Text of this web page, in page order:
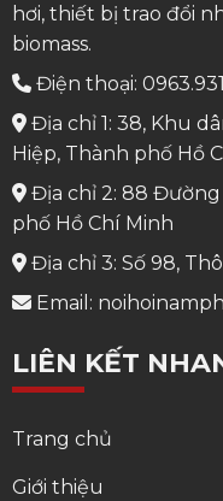
hơi, thiết bị trao đổi
biomass.
Điện thoại:
Địa chỉ 1: 38, Khu
Hiệp, Thành phố Hồ
Địa chỉ 2: 88 Đường
phố Hồ Chí Minh
Địa chỉ 3: Số 98,
Email:
LIÊN KẾT
Trang chủ
Giới thiệu